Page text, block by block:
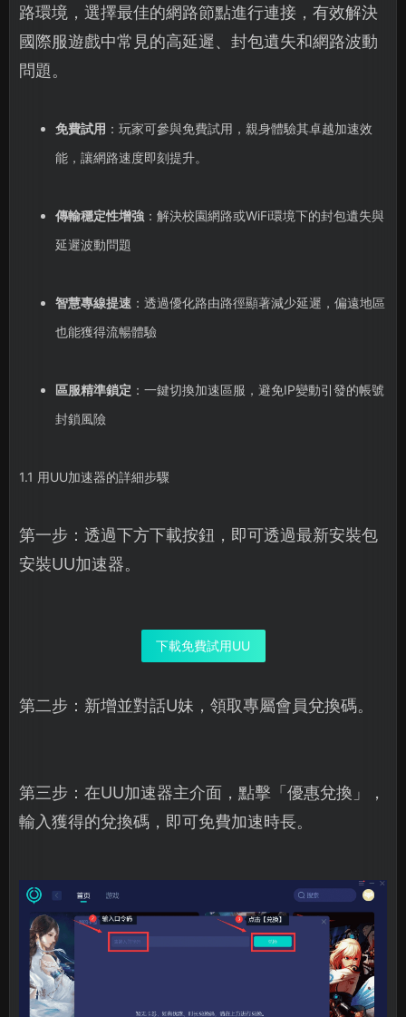
路環境，選擇最佳的網路節點進行連接，有效解決
國際服遊戲中常見的高延遲、封包遺失和網路波動
問題。
免費試用 ：玩家可參與免費試用，親身體驗其卓越加速效
能，讓網路速度即刻提升。
傳輸穩定性增強：解決校園網路或WiFi環境下的封包遺失與
延遲波動問題
智慧專線提速：透過優化路由路徑顯著減少延遲，偏遠地區
也能獲得流暢體驗
區服精準鎖定 ：一鍵切換加速區服，避免IP變動引發的帳號
封鎖風險
1.1 用UU加速器的詳細步驟
第一步：透過下方下載按鈕，即可透過最新安裝包
安裝UU加速器。
下載免費試用UU
第二步：新增並對話U妹，領取專屬會員兌換碼。
第三步：在UU加速器主介面，點擊「優惠兌換」，
輸入獲得的兌換碼，即可免費加速時長。